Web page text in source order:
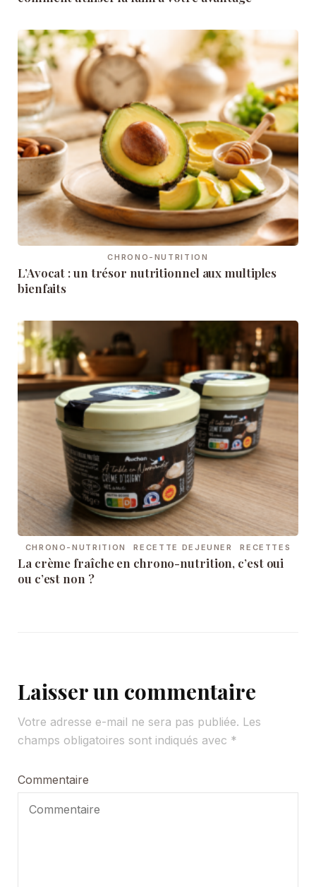
CHRONO-NUTRITION
L’Avocat : un trésor nutritionnel aux multiples
bienfaits
CHRONO-NUTRITION RECETTE DEJEUNER RECETTES
La crème fraîche en chrono-nutrition, c’est oui
ou c’est non ?
Laisser un commentaire
Votre adresse e-mail ne sera pas publiée. Les
champs obligatoires sont indiqués avec *
Commentaire